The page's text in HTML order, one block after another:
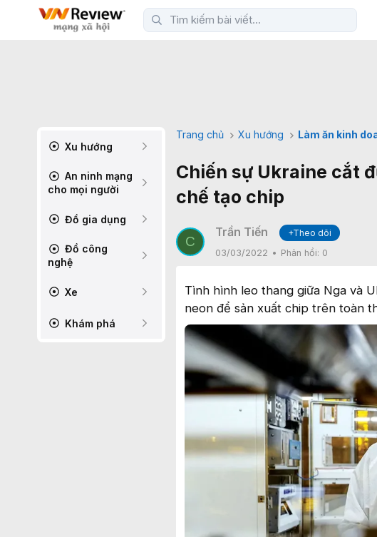
Xu hướng
An ninh mạng
cho mọi người
Đồ gia dụng
Đồ công
nghệ
Xe
Khám phá
Trang chủ Xu hướng Làm ăn kinh
Chiến sự Ukraine cắt
chế tạo chip
C
Trần Tiến
+Theo dõi
03/03/2022
Phản hồi: 0
Tình hình leo thang giữa Nga và
neon để sản xuất chip trên toàn